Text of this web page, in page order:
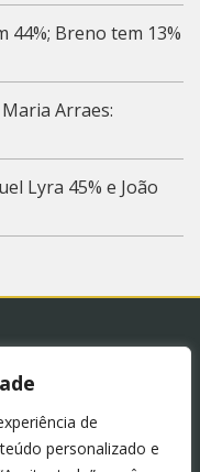
de
personalizado e
44%; Breno tem 13%
Arraes:
Lyra 45% e João
de Privacidade